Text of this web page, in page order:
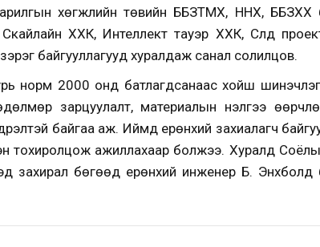
Барилгын хөгжлийн төвийн ББЗТМХ, ННХ, ББЗХХ
ХХК, Интеллект тауэр ХХК, Сүлд
байгууллагууд хуралдаж санал солилцов.
норм 2000 онд батлагдсанаас хойш
зарцуулалт, материалын үнэлгээ
байгаа аж. Иймд ерөнхий захиалагч
тохиролцож ажиллахаар болжээ. Хуралд
захирал бөгөөд ерөнхий инженер Б. Энхболд